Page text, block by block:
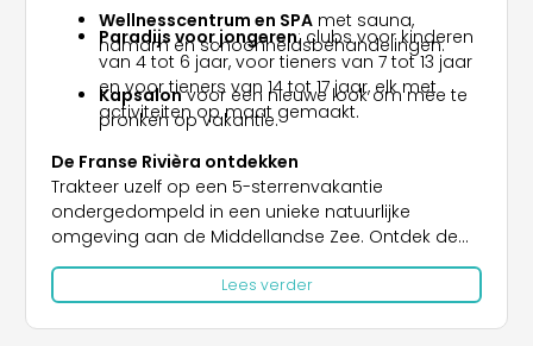
Paradijs voor jongeren: clubs voor kinderen
van 4 tot 6 jaar, voor tieners van 7 tot 13 jaar
en voor tieners van 14 tot 17 jaar, elk met
activiteiten op maat gemaakt.
Wellnesscentrum en SPA met sauna,
hamam en schoonheidsbehandelingen.
Kapsalonvoor een nieuwe look om mee te
pronken op vakantie.
De Franse Rivièra ontdekken
Trakteer uzelf op een 5-sterrenvakantie
ondergedompeld in een unieke natuurlijke
omgeving aan de Middellandse Zee. Ontdek de
wonderen van deCôte de Beautéen verken de
430 km kustlijn, inclusief stranden, eilanden en
pittoreske dorpjes.
Lees verder